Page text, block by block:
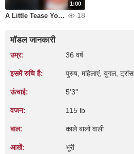
1:00
A Little Tease You Wont Forget 18
मॉडल जानकारी
उम्र: 36 वर्ष
इसमें रुचि है: पुरुष, महिलाएं, युगल, ट्रांस
ऊंचाई: 5'3"
वजन: 115 lb
बाल: काले बालों वाली
आखें: भूरी